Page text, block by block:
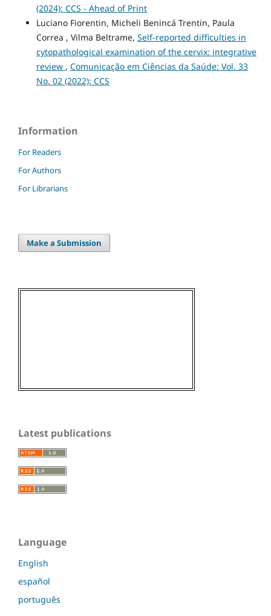
(2024): CCS - Ahead of Print
Luciano Fiorentin, Micheli Benincá Trentin, Paula
Correa , Vilma Beltrame, Self-reported difficulties in
cytopathological examination of the cervix: integrative
review , Comunicação em Ciências da Saúde: Vol. 33
No. 02 (2022): CCS
Information
For Readers
For Authors
For Librarians
Make a Submission
Latest publications
Language
English
español
português